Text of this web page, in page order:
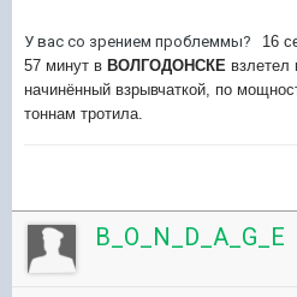
У вас со зрением проблеммы? 16
57 минут в ВОЛГОДОНСКЕ взлетел
начинённый взрывчаткой, по
тоннам тротила.
B_O_N_D_A_G_E